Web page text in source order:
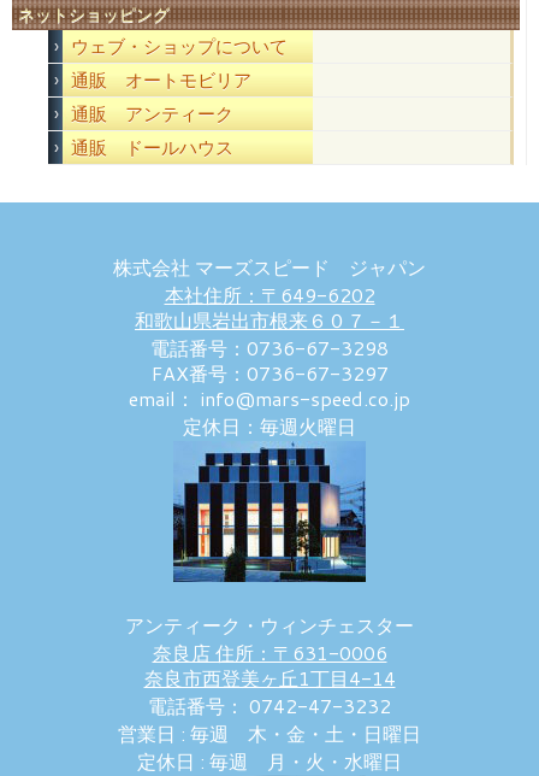
ネットショッピング
ウェブ・ショップについて
通販 オートモビリア
通販 アンティーク
通販 ドールハウス
株式会社 マーズスピード ジャパン
本社住所：〒649-6202
和歌山県岩出市根来６０７－１
電話番号：0736-67-3298
FAX番号：0736-67-3297
email： info@mars-speed.co.jp
定休日：毎週火曜日
アンティーク・ウィンチェスター
奈良店 住所：〒631-0006
奈良市西登美ヶ丘1丁目4-14
電話番号： 0742-47-3232
営業日 : 毎週 木・金・土・日曜日
定休日 : 毎週 月・火・水曜日